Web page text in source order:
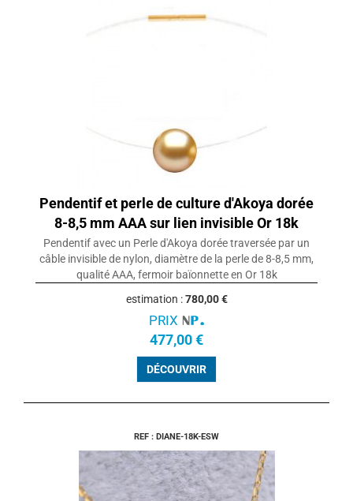
Pendentif et perle de culture d'Akoya dorée
8-8,5 mm AAA sur lien invisible Or 18k
Pendentif avec un Perle d'Akoya dorée traversée par un
câble invisible de nylon, diamètre de la perle de 8-8,5 mm,
qualité AAA, fermoir baïonnette en Or 18k
estimation :780,00 €
PRIX
477,00 €
DÉCOUVRIR
REF : DIANE-18K-ESW